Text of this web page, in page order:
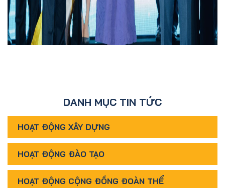
DANH MỤC TIN TỨC
HOẠT ĐỘNG XÂY DỰNG
HOẠT ĐỘNG ĐÀO TẠO
HOẠT ĐỘNG CỘNG ĐỒNG ĐOÀN THỂ